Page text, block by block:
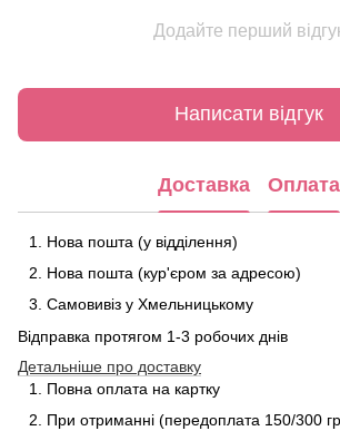
Додайте перший
Написати відгук
Доставка Оплата
Нова пошта (у відділення)
Нова пошта (кур'єром за адресою)
Самовивіз у Хмельницькому
Відправка протягом 1-3 робочих днів
Детальніше про доставку
Повна оплата на картку
При отриманні (передоплата 150/300